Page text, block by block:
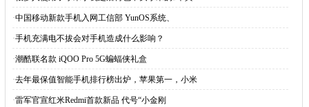
·中国移动新款手机入网工信部 YunOS系统、
·手机充满电不拔会对手机造成什么影响？
·潮酷联名款 iQOO Pro 5G蝙蝠侠礼盒
·去年最保值智能手机排行榜出炉，苹果第一，小米
·雷军官宣红米Redmi首款新品 代号“小金刚